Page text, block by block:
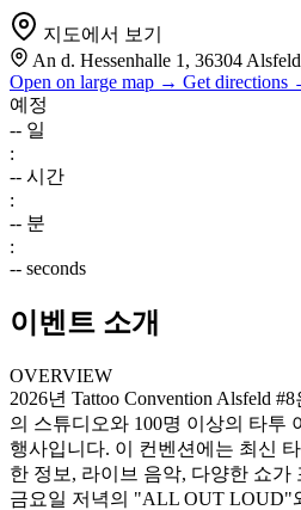
지도에서 보기
An d. Hessenhalle 1, 36304
Open on large map → Get directions
예정
-- 일
:
-- 시간
:
-- 분
:
-- seconds
이벤트 소개
OVERVIEW
2026년 Tattoo Convention Alsfeld
의 스튜디오와 100명 이상의 타투
행사입니다. 이 컨벤션에는 최신
한 정보, 라이브 음악, 다양한 쇼가
금요일 저녁의 "ALL OUT LOUD"